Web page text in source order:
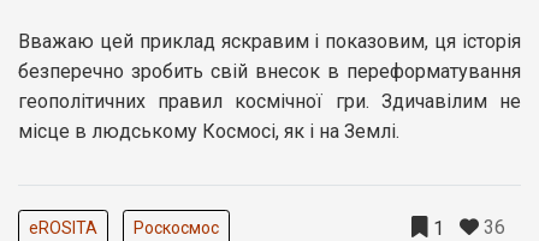
Вважаю цей приклад яскравим і показовим, ця історія
безперечно зробить свій внесок в переформатування
геополітичних правил космічної гри. Здичавілим не
місце в людському Космосі, як і на Землі.
eROSITA Роскосмос 1 36